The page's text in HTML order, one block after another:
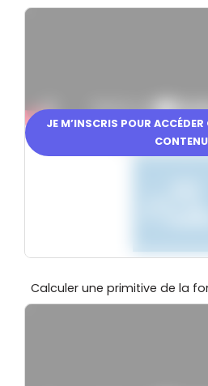
JE M’INSCRIS POUR
CONTENU
En
Calculer une primitive de la